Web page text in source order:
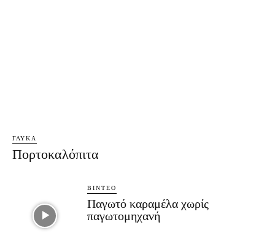
ΓΛΥΚΆ
Πορτοκαλόπιτα
ΒΊΝΤΕΟ
Παγωτό καραμέλα χωρίς
παγωτομηχανή